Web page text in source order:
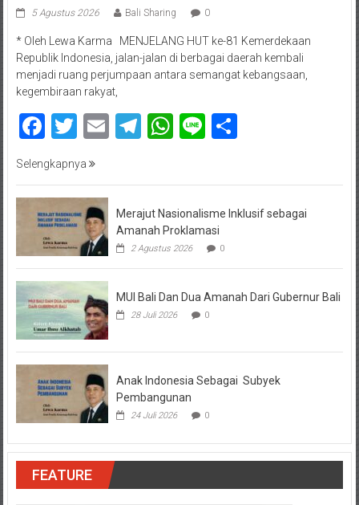
5 Agustus 2026 Bali Sharing 0
* Oleh Lewa Karma MENJELANG HUT ke-81 Kemerdekaan
Republik Indonesia, jalan-jalan di berbagai daerah kembali
menjadi ruang perjumpaan antara semangat kebangsaan,
kegembiraan rakyat,
Facebook
Twitter
EmailTelegram
WhatsApp
LineShare
Selengkapnya
Merajut Nasionalisme Inklusif sebagai
Amanah Proklamasi
2 Agustus 2026 0
MUI Bali Dan Dua Amanah Dari Gubernur Bali
28 Juli 2026 0
Anak Indonesia Sebagai Subyek
Pembangunan
24 Juli 2026 0
FEATURE